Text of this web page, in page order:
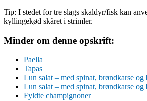
Tip: I stedet for tre slags skaldyr/fisk kan
kyllingekød skåret i strimler.
Minder om denne opskrift:
Paella
Tapas
Lun salat – med spinat, brøndkarse og
Lun salat – med spinat, brøndkarse og
Fyldte champignoner